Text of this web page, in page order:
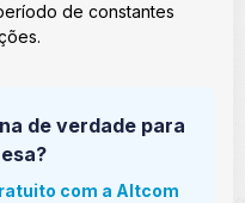
de constantes
de verdade para
com a Altcom